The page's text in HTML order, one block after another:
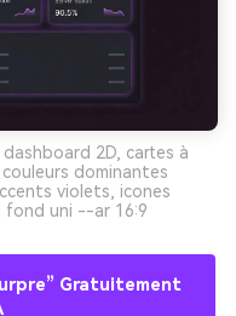
2D, cartes à
dominantes
violets, icones
fond uni --ar 16:9
Gratuitement